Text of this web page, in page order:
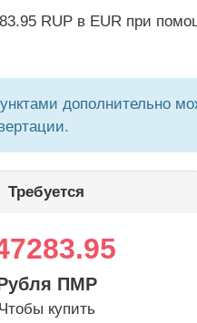
RUP в EUR при
дополнительно
Требуется
ПМР
Чтобы купить